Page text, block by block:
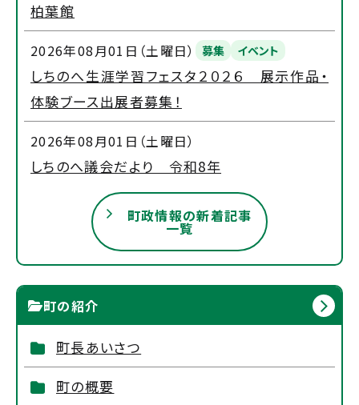
町政情報の新着記事
一覧
柏葉館
2026年08月01日（土曜日） 募集 イベント
しちのへ生涯学習フェスタ２０２６ 展示作品・
体験ブース出展者募集！
2026年08月01日（土曜日）
しちのへ議会だより 令和8年
町の紹介
町長あいさつ
町の概要